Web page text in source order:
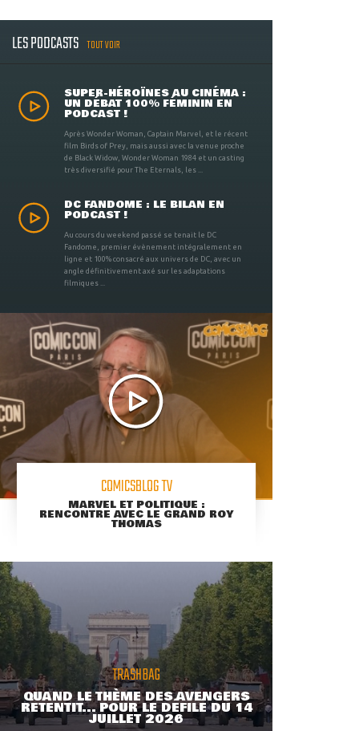
LES PODCASTS TOUT VOIR
SUPER-HÉROÏNES AU CINÉMA :
UN DÉBAT 100% FÉMININ EN
PODCAST !
Après Wonder Woman, Captain Marvel, et le récent
film Birds of Prey, mais aussi avec la venue proche
de Black Widow, Wonder Woman 1984 et un casting
très diversifié pour The Eternals, les ...
DC FANDOME : LE BILAN EN
PODCAST !
Au cours du weekend passé se tenait le DC
Fandome, premier évènement intégralement en
ligne et 100% consacré aux univers de DC, avec un
angle définitivement axé sur les adaptations
filmiques ...
COMICSBLOG TV
MARVEL ET POLITIQUE :
RENCONTRE AVEC LE GRAND ROY
THOMAS
TRASHBAG
QUAND LE THÈME DES AVENGERS
RETENTIT... POUR LE DÉFILÉ DU 14
JUILLET 2026